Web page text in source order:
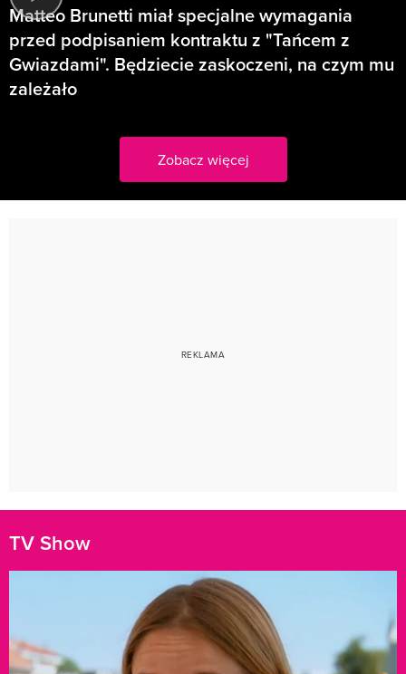
Matteo Brunetti miał specjalne wymagania
przed podpisaniem kontraktu z "Tańcem z
Gwiazdami". Będziecie zaskoczeni, na czym mu
zależało
Zobacz więcej
TV Show